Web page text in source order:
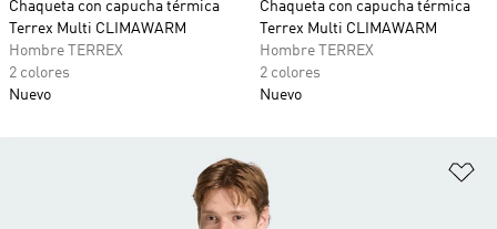
Chaqueta con capucha térmica
Terrex Multi CLIMAWARM
Hombre TERREX
2 colores
Nuevo
Chaqueta con capucha térmica
Terrex Multi CLIMAWARM
Hombre TERREX
2 colores
Nuevo